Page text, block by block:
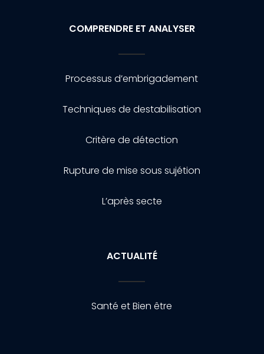
COMPRENDRE ET ANALYSER
Processus d’embrigadement
Techniques de destabilisation
Critère de détection
Rupture de mise sous sujétion
L’après secte
ACTUALITÉ
Santé et Bien être